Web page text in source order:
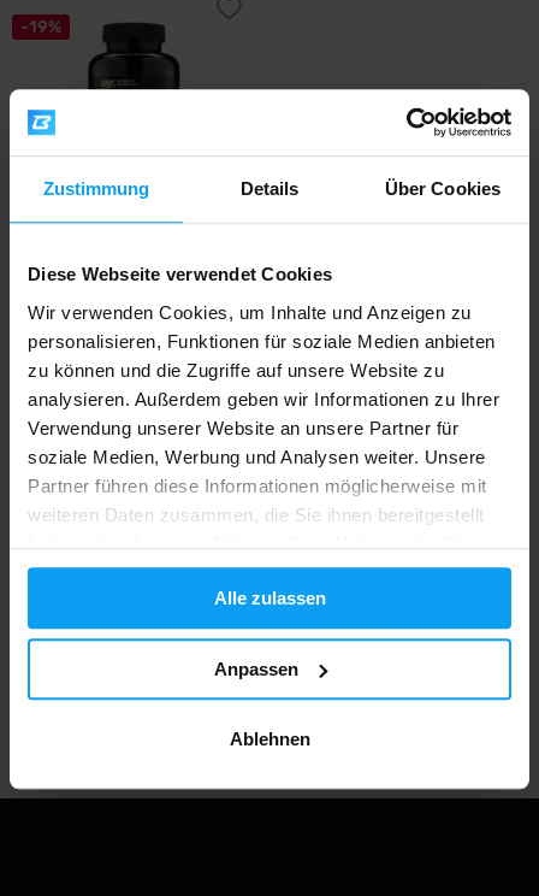
Zustimmung Details Über Cookies
Diese Webseite verwendet Cookies
Wir verwenden Cookies, um Inhalte und Anzeigen zu
personalisieren, Funktionen für soziale Medien anbieten
zu können und die Zugriffe auf unsere Website zu
analysieren. Außerdem geben wir Informationen zu Ihrer
Verwendung unserer Website an unsere Partner für
soziale Medien, Werbung und Analysen weiter. Unsere
Partner führen diese Informationen möglicherweise mit
weiteren Daten zusammen, die Sie ihnen bereitgestellt
haben oder die sie im Rahmen Ihrer Nutzung der Dienste
gesammelt haben.
Alle zulassen
Anpassen
Ablehnen
-19%
Opti-Men 90 Tabletten
16,49
NICHT MEHR LIEFERBAR
Schneller Versand
Über 3000 Produkte auf Lager